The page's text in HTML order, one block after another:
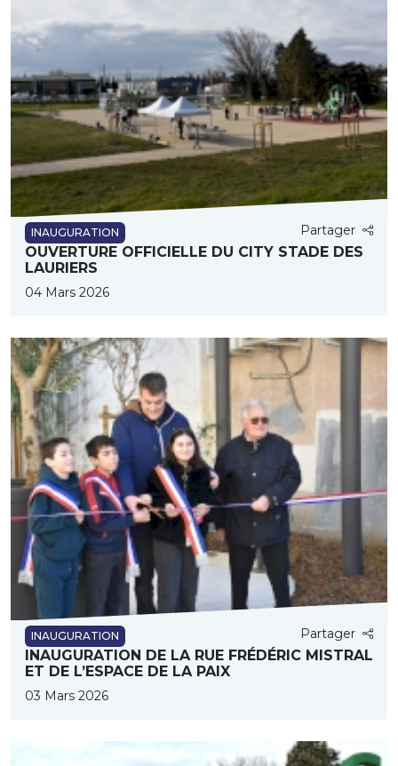
INAUGURATION Partager
OUVERTURE OFFICIELLE DU CITY STADE DES
LAURIERS
04 Mars 2026
INAUGURATION Partager
INAUGURATION DE LA RUE FRÉDÉRIC MISTRAL
ET DE L’ESPACE DE LA PAIX
03 Mars 2026